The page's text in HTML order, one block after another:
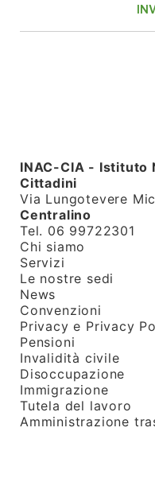
INAC-CIA - Istituto
Cittadini
Via Lungotevere
Centralino
Tel. 06 99722301
Chi siamo
Servizi
Le nostre sedi
News
Convenzioni
Privacy e Privacy
Pensioni
Invalidità civile
Disoccupazione
Immigrazione
Tutela del lavoro
Amministrazione